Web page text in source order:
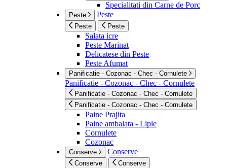
Specialitati din Carne de Porc
Peste Peste
Peste Peste
Salata icre
Peste Marinat
Delicatese din Peste
Peste Afumat
Panificatie - Cozonac - Chec - Cornulete
Panificatie - Cozonac - Chec - Cornulete
Panificatie - Cozonac - Chec - Cornulete
Panificatie - Cozonac - Chec - Cornulete
Paine Prajita
Paine ambalata - Lipie
Cornulete
Cozonac
Conserve Conserve
Conserve Conserve